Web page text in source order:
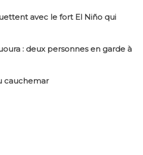
avec le fort El Niño qui
: deux personnes en garde à
cauchemar